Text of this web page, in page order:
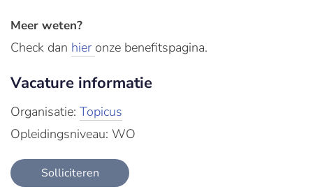
Meer weten?
Check dan hier onze benefitspagina.
Vacature informatie
Organisatie: Topicus
Opleidingsniveau: WO
Solliciteren